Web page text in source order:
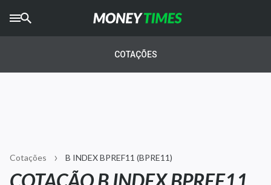
AGROTIMES
Newsletters
COTAÇÕES
Cotações B INDEX BPREF11 (BPRE11)